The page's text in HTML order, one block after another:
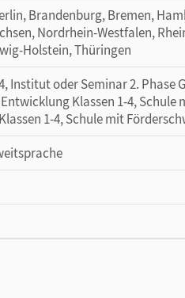
Brandenburg, Bremen,
Nordrhein-Westfalen,
Holstein, Thüringen
Institut oder Seminar 2. Phase
Klassen 1-4,
1-4, Schule mit